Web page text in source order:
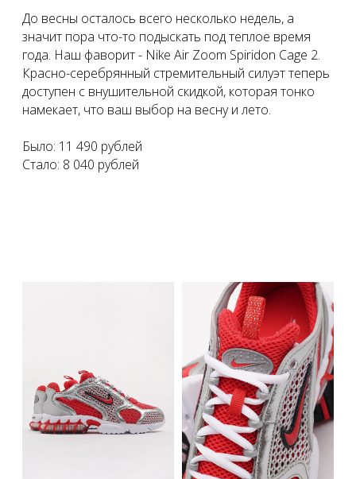
До весны осталось всего несколько недель, а
значит пора что-то подыскать под теплое время
года. Наш фаворит - Nike Air Zoom Spiridon Cage 2.
Красно-серебрянный стремительный силуэт теперь
доступен с внушительной скидкой, которая тонко
намекает, что ваш выбор на весну и лето.
Было: 11 490 рублей
Стало: 8 040 рублей